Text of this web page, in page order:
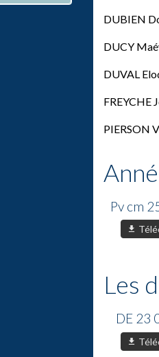
DUBIEN
DUCY
DUVAL
FREYCHE
PIERSON
Pv cm
Les
DE 23